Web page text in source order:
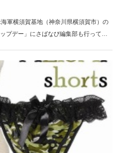
軍横須賀基地（神奈川県横須賀市）の
プデー」にさばなび編集部も行ってき